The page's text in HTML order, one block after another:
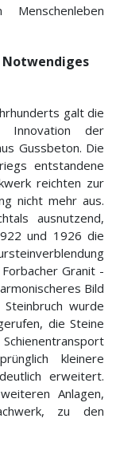
Notwendiges
galt die
Innovation der
Gussbeton. Die
entstandene
reichten zur
nicht mehr aus.
ausnutzend,
und 1926 die
Granit -
Bild
wurde
die Steine
kleinere
erweitert.
Anlagen,
zu den